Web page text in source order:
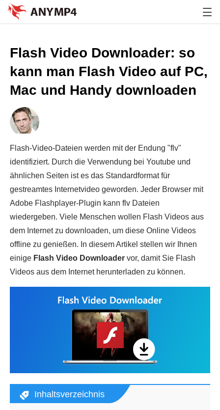
Flash Video Downloader: so
kann man Flash Video auf PC,
Mac und Handy downloaden
Flash-Video-Dateien werden mit der Endung "flv"
identifiziert. Durch die Verwendung bei Youtube und
ähnlichen Seiten ist es das Standardformat für
gestreamtes Internetvideo geworden. Jeder Browser mit
Adobe Flashplayer-Plugin kann flv Dateien
wiedergeben. Viele Menschen wollen Flash Videos aus
dem Internet zu downloaden, um diese Online Videos
offline zu genießen. In diesem Artikel stellen wir Ihnen
einige Flash Video Downloader vor, damit Sie Flash
Videos aus dem Internet herunterladen zu können.
Inhaltsverzeichnis